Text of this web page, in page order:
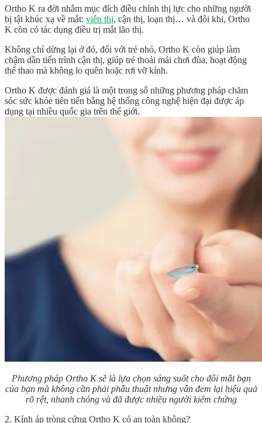
Ortho K ra đời nhằm mục đích điều chỉnh thị lực cho những người
bị tật khúc xạ về mắt: viễn thị, cận thị, loạn thị… và đôi khi, Ortho
K còn có tác dụng điều trị mắt lão thị.
Không chỉ dừng lại ở đó, đối với trẻ nhỏ, Ortho K còn giúp làm
chậm dần tiến trình cận thị, giúp trẻ thoải mái chơi đùa, hoạt động
thể thao mà không lo quên hoặc rơi vỡ kính.
Ortho K được đánh giá là một trong số những phương pháp chăm
sóc sức khỏe tiên tiến bằng hệ thống công nghệ hiện đại được áp
dụng tại nhiều quốc gia trên thế giới.
Phương pháp Ortho K sẽ là lựa chọn sáng suốt cho đôi mắt bạn
của bạn mà không cần phải phẫu thuật nhưng vẫn đem lại hiệu quả
rõ rệt, nhanh chóng và đã được nhiều người kiểm chứng
2. Kính áp tròng cứng Ortho K có an toàn không?